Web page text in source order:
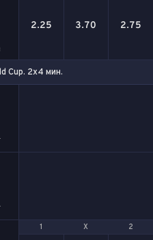
2.25 3.70 2.75
Cup. 2x4 мин.
1
Х 2
1 Х 2